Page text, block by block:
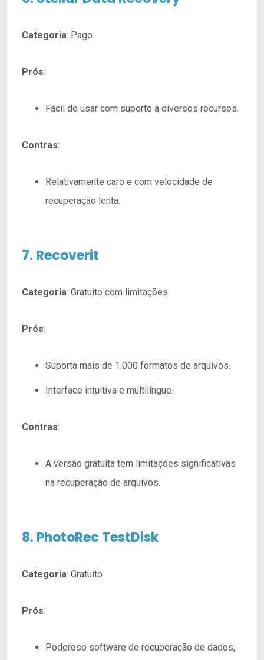
Categoria: Pago
Prós:
Fácil de usar com suporte a diversos recursos.
Contras:
Relativamente caro e com velocidade de
recuperação lenta.
7. Recoverit
Categoria: Gratuito com limitações
Prós:
Suporta mais de 1.000 formatos de arquivos.
Interface intuitiva e multilíngue.
Contras:
A versão gratuita tem limitações significativas
na recuperação de arquivos.
8. PhotoRec TestDisk
Categoria: Gratuito
Prós:
Poderoso software de recuperação de dados,